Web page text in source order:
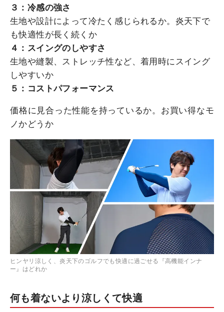
３：冷感の強さ
生地や設計によって冷たく感じられるか。炎天下で
も快適性が長く続くか
４：スイングのしやすさ
生地や縫製、ストレッチ性など、着用時にスイング
しやすいか
５：コストパフォーマンス
価格に見合った性能を持っているか。お買い得なモ
ノかどうか
ヒンヤリ涼しく、炎天下のゴルフでも快適に過ごせる『高機能インナ
ー』はどれか
何も着ないより涼しくて快適